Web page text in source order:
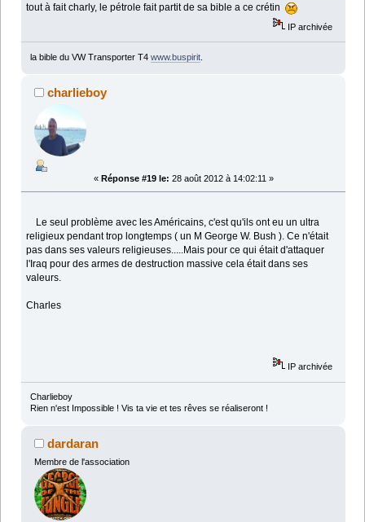
tout à fait charly, le pétrole fait partit de sa bible a ce crétin
IP archivée
la bible du VW Transporter T4 www.buspirit.
charlieboy
« Réponse #19 le: 28 août 2012 à 14:02:11 »
Le seul problème avec les Américains, c'est qu'ils ont eu un ultra
religieux pendant trop longtemps ( un M George W. Bush ). Ce n'était
pas dans ses valeurs religieuses.....Mais pour ce qui était d'attaquer
l'Iraq pour des armes de destruction massive cela était dans ses
valeurs.
Charles
IP archivée
Charlieboy
Rien n'est Impossible ! Vis ta vie et tes rêves se réaliseront !
dardaran
Membre de l'association